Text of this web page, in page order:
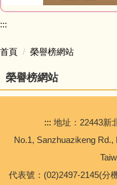
研習資訊
網路資源
人事室
幼兒園
:::
首頁 榮譽榜網站
榮譽榜網站
::: 地址：22443新
No.1, Sanzhuazikeng Rd.,
代表號：(02)2497-2145(分